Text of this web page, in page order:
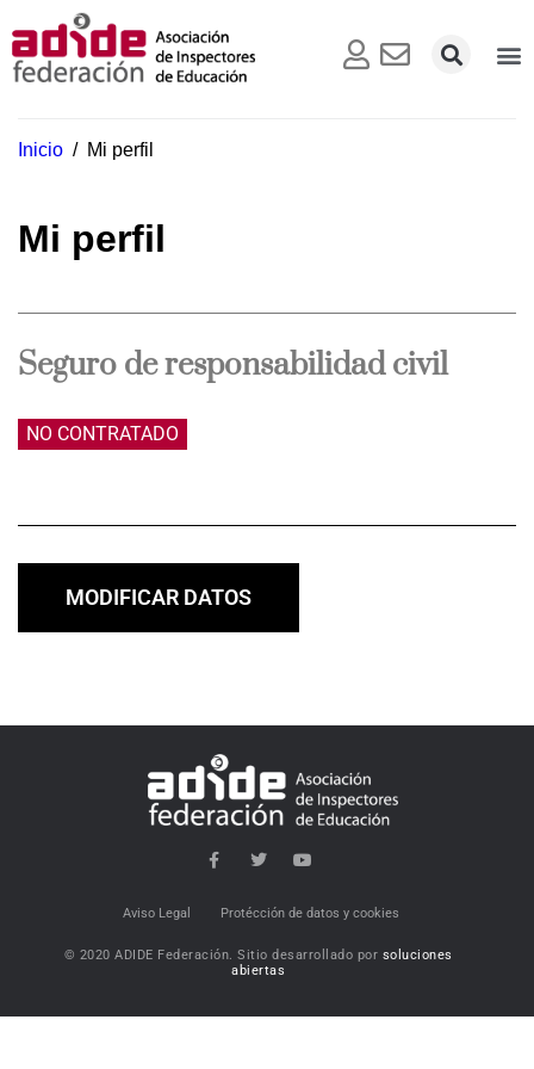
Inicio / Mi perfil
Mi perfil
Seguro de responsabilidad civil
NO CONTRATADO
MODIFICAR DATOS
Aviso Legal Protécción de datos y cookies
© 2020 ADIDE Federación. Sitio desarrollado por soluciones
abiertas